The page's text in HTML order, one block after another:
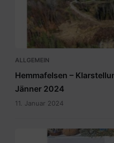
ALLGEMEIN
Hemmafelsen –
Jänner 2024
11. Januar 2024